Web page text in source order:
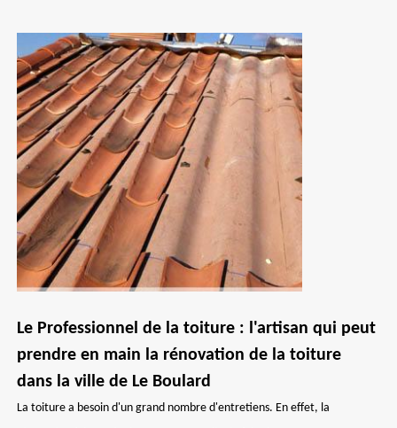
Le Professionnel de la toiture : l'artisan qui peut
prendre en main la rénovation de la toiture
dans la ville de Le Boulard
La toiture a besoin d'un grand nombre d'entretiens. En effet, la